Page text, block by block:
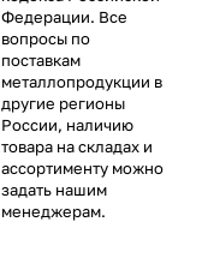
Федерации. Все
вопросы по
поставкам
металлопродукции в
другие регионы
России, наличию
товара на складах и
ассортименту можно
задать нашим
менеджерам.